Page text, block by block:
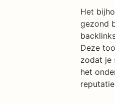
Het
gezond
Deze
zodat je
het